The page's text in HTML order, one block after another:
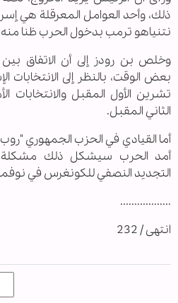
ذلك، وأحد العوامل المعرقلة هي
نتنياهو ترمب بدخول الحرب ظنا
وخلص بن رودز إلى أن الاتفاق
بعض الوقت، بالنظر إلى الانتخابات
تشرين الأول المقبل والانتخابات
الثاني المقبل.
أما القيادي في الحزب الجمهوري
أمد الحرب سيشكل ذلك مشكلة
التجديد النصفي للكونغرس في
..................
انتهى / 232